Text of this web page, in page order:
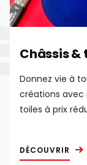
Châssis &
Donnez vie à
créations avec
toiles à prix
DÉCOUVRIR